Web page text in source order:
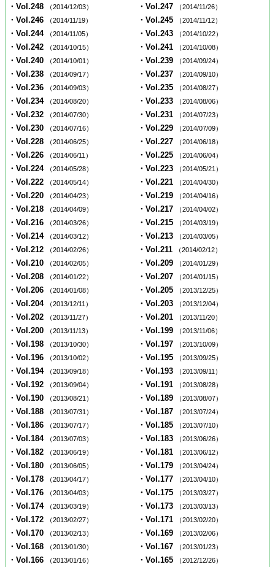
・Vol.248 （2014/12/03） ・Vol.247 （2014/11/26）
・Vol.246 （2014/11/19） ・Vol.245 （2014/11/12）
・Vol.244 （2014/11/05） ・Vol.243 （2014/10/22）
・Vol.242 （2014/10/15） ・Vol.241 （2014/10/08）
・Vol.240 （2014/10/01） ・Vol.239 （2014/09/24）
・Vol.238 （2014/09/17） ・Vol.237 （2014/09/10）
・Vol.236 （2014/09/03） ・Vol.235 （2014/08/27）
・Vol.234 （2014/08/20） ・Vol.233 （2014/08/06）
・Vol.232 （2014/07/30） ・Vol.231 （2014/07/23）
・Vol.230 （2014/07/16） ・Vol.229 （2014/07/09）
・Vol.228 （2014/06/25） ・Vol.227 （2014/06/18）
・Vol.226 （2014/06/11） ・Vol.225 （2014/06/04）
・Vol.224 （2014/05/28） ・Vol.223 （2014/05/21）
・Vol.222 （2014/05/14） ・Vol.221 （2014/04/30）
・Vol.220 （2014/04/23） ・Vol.219 （2014/04/16）
・Vol.218 （2014/04/09） ・Vol.217 （2014/04/02）
・Vol.216 （2014/03/26） ・Vol.215 （2014/03/19）
・Vol.214 （2014/03/12） ・Vol.213 （2014/03/05）
・Vol.212 （2014/02/26） ・Vol.211 （2014/02/12）
・Vol.210 （2014/02/05） ・Vol.209 （2014/01/29）
・Vol.208 （2014/01/22） ・Vol.207 （2014/01/15）
・Vol.206 （2014/01/08） ・Vol.205 （2013/12/25）
・Vol.204 （2013/12/11） ・Vol.203 （2013/12/04）
・Vol.202 （2013/11/27） ・Vol.201 （2013/11/20）
・Vol.200 （2013/11/13） ・Vol.199 （2013/11/06）
・Vol.198 （2013/10/30） ・Vol.197 （2013/10/09）
・Vol.196 （2013/10/02） ・Vol.195 （2013/09/25）
・Vol.194 （2013/09/18） ・Vol.193 （2013/09/11）
・Vol.192 （2013/09/04） ・Vol.191 （2013/08/28）
・Vol.190 （2013/08/21） ・Vol.189 （2013/08/07）
・Vol.188 （2013/07/31） ・Vol.187 （2013/07/24）
・Vol.186 （2013/07/17） ・Vol.185 （2013/07/10）
・Vol.184 （2013/07/03） ・Vol.183 （2013/06/26）
・Vol.182 （2013/06/19） ・Vol.181 （2013/06/12）
・Vol.180 （2013/06/05） ・Vol.179 （2013/04/24）
・Vol.178 （2013/04/17） ・Vol.177 （2013/04/10）
・Vol.176 （2013/04/03） ・Vol.175 （2013/03/27）
・Vol.174 （2013/03/19） ・Vol.173 （2013/03/13）
・Vol.172 （2013/02/27） ・Vol.171 （2013/02/20）
・Vol.170 （2013/02/13） ・Vol.169 （2013/02/06）
・Vol.168 （2013/01/30） ・Vol.167 （2013/01/23）
・Vol.166 （2013/01/16） ・Vol.165 （2012/12/26）